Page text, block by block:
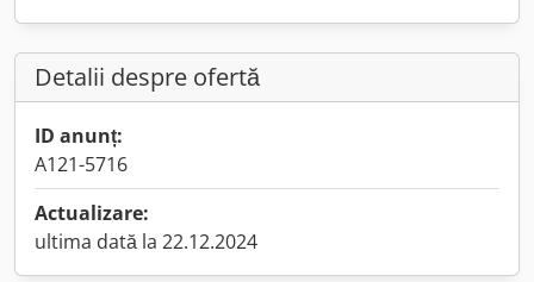
Detalii despre ofertă
ID anunț:
A121-5716
Actualizare:
ultima dată la 22.12.2024